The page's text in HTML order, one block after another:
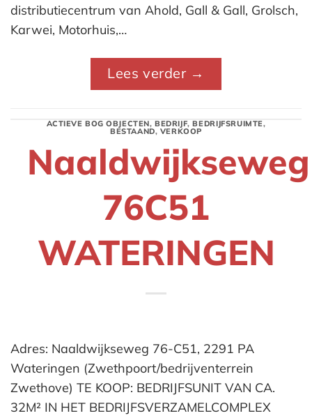
distributiecentrum van Ahold, Gall & Gall, Grolsch,
Karwei, Motorhuis,…
Lees verder →
ACTIEVE BOG OBJECTEN, BEDRIJF,BEDRIJFSRUIMTE,
BESTAAND, VERKOOP
Naaldwijkseweg
76C51
WATERINGEN
Adres: Naaldwijkseweg 76-C51, 2291 PA
Wateringen (Zwethpoort/bedrijventerrein
Zwethove) TE KOOP: BEDRIJFSUNIT VAN CA.
32M² IN HET BEDRIJFSVERZAMELCOMPLEX